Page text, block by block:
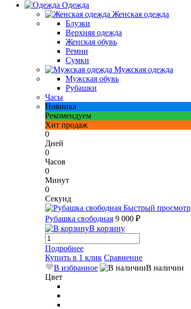
Одежда
Женская одежда
Блузки
Верхняя одежда
Женская обувь
Ремни
Сумки
Мужская одежда
Мужская обувь
Рубашки
Часы
Новинка
Рекомендуем
Хит продаж
0
Дней
0
Часов
0
Минут
0
Секунд
Быстрый просмотр
Рубашка свободная 9 000 ₽
В корзину
Подробнее
Купить в 1 клик Сравнение
В избранное
В наличии
Цвет